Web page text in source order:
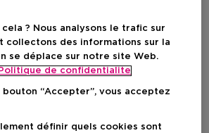
? Nous analysons le trafic sur
collectons des informations sur la
se déplace sur notre site Web.
Politique de confidentialite
bouton “Accepter”, vous acceptez
définir quels cookies sont